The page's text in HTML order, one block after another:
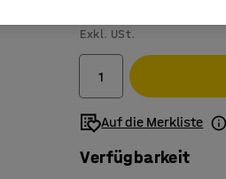
Exkl. USt.
Auf die Merkliste
Verfügbarkeit